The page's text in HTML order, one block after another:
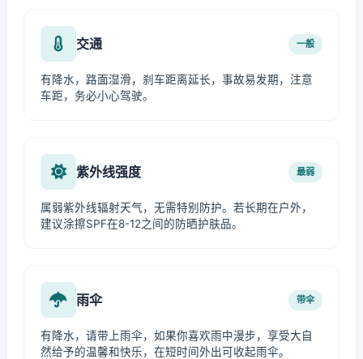
交通 一般
有降水，路面湿滑，刹车距离延长，事故易发期，注意
车距，务必小心驾驶。
紫外线强度 最弱
属弱紫外线辐射天气，无需特别防护。若长期在户外，
建议涂擦SPF在8-12之间的防晒护肤品。
雨伞 带伞
有降水，请带上雨伞，如果你喜欢雨中漫步，享受大自
然给予的温馨和快乐，在短时间外出可收起雨伞。